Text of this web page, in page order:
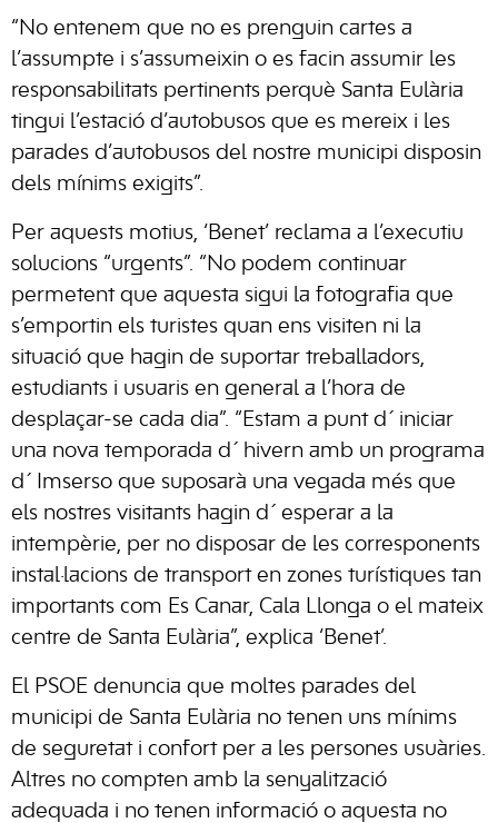
“No entenem que no es prenguin cartes a
l’assumpte i s’assumeixin o es facin assumir les
responsabilitats pertinents perquè Santa Eulària
tingui l’estació d’autobusos que es mereix i les
parades d’autobusos del nostre municipi disposin
dels mínims exigits”.
Per aquests motius, ‘Benet’ reclama a l’executiu
solucions “urgents”. “No podem continuar
permetent que aquesta sigui la fotografia que
s’emportin els turistes quan ens visiten ni la
situació que hagin de suportar treballadors,
estudiants i usuaris en general a l’hora de
desplaçar-se cada dia”. “Estam a punt d´iniciar
una nova temporada d´hivern amb un programa
d´Imserso que suposarà una vegada més que
els nostres visitants hagin d´esperar a la
intempèrie, per no disposar de les corresponents
instal·lacions de transport en zones turístiques tan
importants com Es Canar, Cala Llonga o el mateix
centre de Santa Eulària”, explica ‘Benet’.
El PSOE denuncia que moltes parades del
municipi de Santa Eulària no tenen uns mínims
de seguretat i confort per a les persones usuàries.
Altres no compten amb la senyalització
adequada i no tenen informació o aquesta no